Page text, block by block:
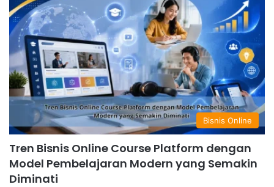
Bisnis Online
Tren Bisnis Online Course Platform dengan
Model Pembelajaran Modern yang Semakin
Diminati